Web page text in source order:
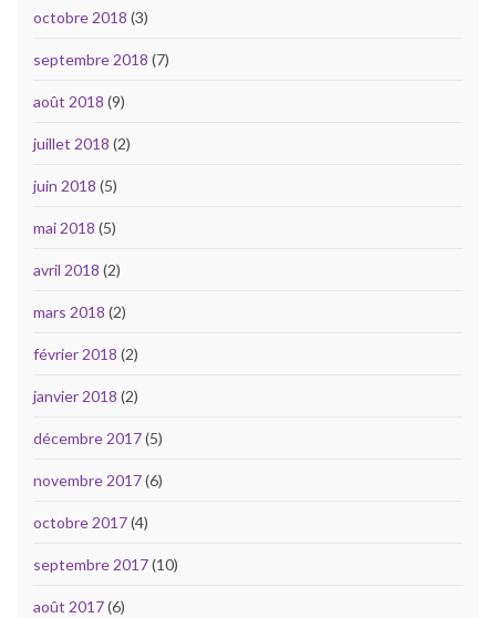
octobre 2018 (3)
septembre 2018 (7)
août 2018 (9)
juillet 2018 (2)
juin 2018 (5)
mai 2018 (5)
avril 2018 (2)
mars 2018 (2)
février 2018 (2)
janvier 2018 (2)
décembre 2017(5)
novembre 2017(6)
octobre 2017(4)
septembre 2017(10)
août 2017(6)